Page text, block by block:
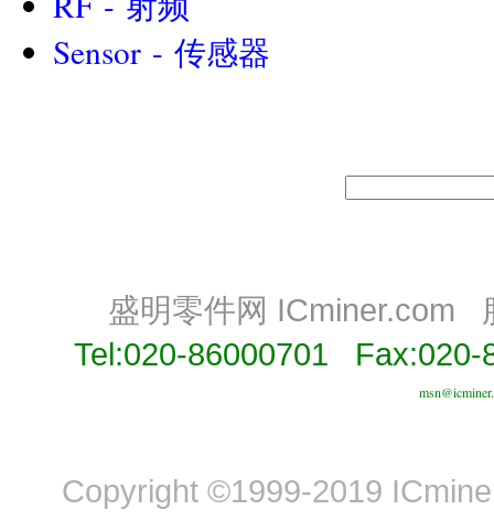
Sensor - 传感器
盛明零件网 ICminer.com
Tel:020-86000701 Fax:020-
Copyright ©1999-2019